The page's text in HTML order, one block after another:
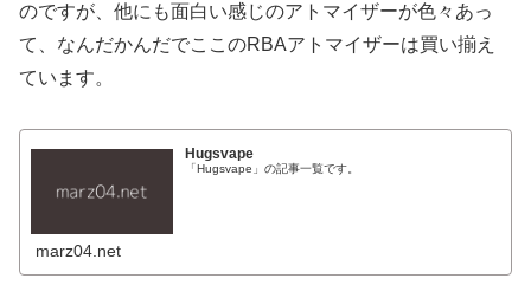
のですが、他にも面白い感じのアトマイザーが色々あっ
て、なんだかんだでここのRBAアトマイザーは買い揃え
ています。
Hugsvape
「Hugsvape」の記事一覧です。
marz04.net